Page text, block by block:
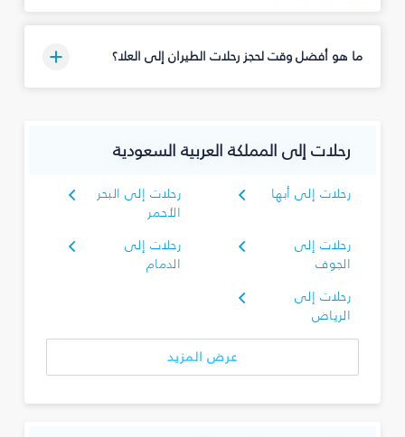
ما هو أفضل وقت لحجز رحلات الطيران إلى العلا؟
رحلات إلى المملكة العربية السعودية
رحلات إلى أبها
رحلات إلى البحر
الأحمر
رحلات إلى
الجوف
رحلات إلى
الدمام
رحلات إلى
الرياض
عرض المزيد